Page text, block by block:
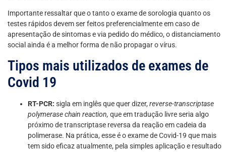
Importante ressaltar que o tanto o exame de sorologia quanto os
testes rápidos devem ser feitos preferencialmente em caso de
apresentação de sintomas e via pedido do médico, o distanciamento
social ainda é a melhor forma de não propagar o vírus.
Tipos mais utilizados de exames de
Covid 19
RT-PCR: sigla em inglês que quer dizer, reverse-transcriptase
polymerase chain reaction, que em tradução livre seria algo
próximo de transcriptase reversa da reação em cadeia da
polimerase. Na prática, esse é o exame de Covid-19 que mais
tem sido eficaz atualmente, pela simples aplicação e resultado